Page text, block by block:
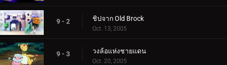
9 - 2 ชิปจาก Old Brock
Oct. 13, 2005
9 - 3 วงล้อแห่งชายแดน
Oct. 20, 2005